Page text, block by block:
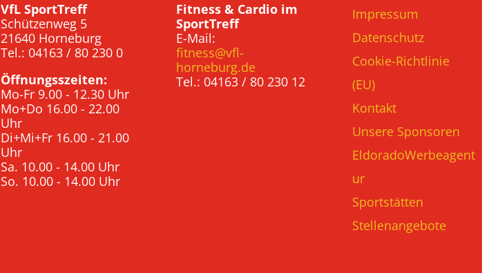
VfL SportTreff
Schützenweg 5
21640 Horneburg
Tel.: 04163 / 80 230 0
Öffnungsszeiten:
Mo-Fr 9.00 - 12.30 Uhr
Mo+Do 16.00 - 22.00
Uhr
Di+Mi+Fr 16.00 - 21.00
Uhr
Sa. 10.00 - 14.00 Uhr
So. 10.00 - 14.00 Uhr
Fitness & Cardio im
SportTreff
E-Mail:
fitness@vfl-
horneburg.de
Tel.: 04163 / 80 230 12
Impressum
Datenschutz
Cookie-Richtlinie
(EU)
Kontakt
Unsere Sponsoren
EldoradoWerbeagent
ur
Sportstätten
Stellenangebote